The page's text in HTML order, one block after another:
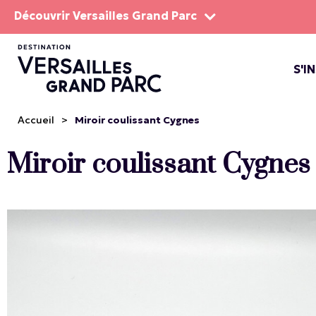
Découvrir Versailles Grand Parc
Accueil > Miroir coulissant Cygnes
Miroir coulissant Cygnes